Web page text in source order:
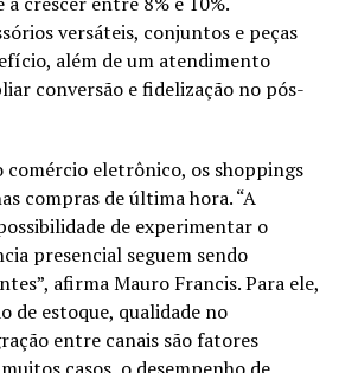
versáteis, conjuntos e peças
além de um atendimento
conversão e fidelização no pós-
comércio eletrônico, os shoppings
compras de última hora. “A
de experimentar o
presencial seguem sendo
afirma Mauro Francis. Para ele,
de estoque, qualidade no
entre canais são fatores